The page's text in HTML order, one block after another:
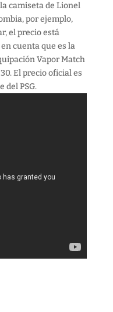
camiseta de Lionel
por ejemplo,
el precio está
cuenta que es la
Vapor Match
El precio oficial es
del PSG.